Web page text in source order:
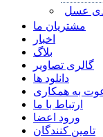
عسل
مشتریان ما
اخبار
بلاگ
گالری تصاویر
دانلود ها
به همکاری
ارتباط با ما
ورود اعضا
تامین کنندگان